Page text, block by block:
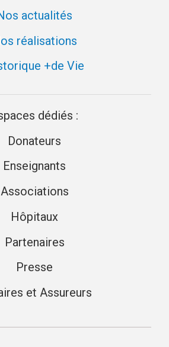
actualités
réalisations
+de Vie
dédiés :
Donateurs
Enseignants
Associations
Hôpitaux
Partenaires
Presse
et Assureurs